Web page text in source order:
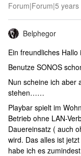
Forum|Forum|5 years
Belphegor
Ein freundliches Hallo
Benutze SONOS
Nun scheine ich aber
stehen……
Playbar spielt im
Betrieb ohne LAN-
Dauereinsatz ( auch
wird. Das alles ist
habe ich es